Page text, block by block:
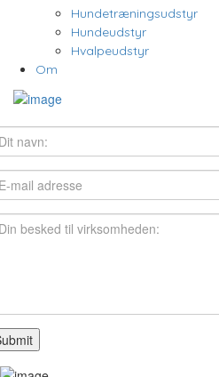
Hundetræningsudstyr
Hundeudstyr
Hvalpeudstyr
Om